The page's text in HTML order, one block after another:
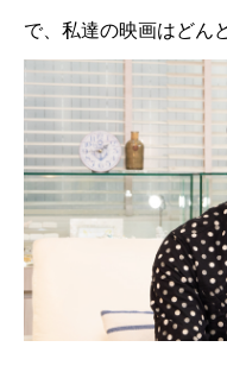
で、私達の映画はどん